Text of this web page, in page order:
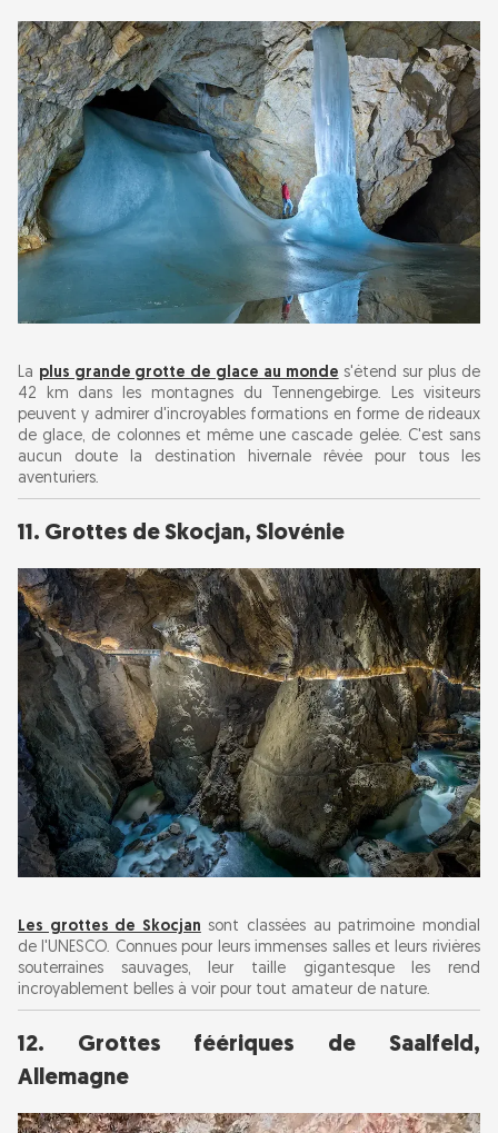
La plus grande grotte de glace au monde s'étend sur plus de
42 km dans les montagnes du Tennengebirge. Les visiteurs
peuvent y admirer d'incroyables formations en forme de rideaux
de glace, de colonnes et même une cascade gelée. C'est sans
aucun doute la destination hivernale rêvée pour tous les
aventuriers.
11. Grottes de Skocjan, Slovénie
Les grottes de Skocjan sont classées au patrimoine mondial
de l'UNESCO. Connues pour leurs immenses salles et leurs rivières
souterraines sauvages, leur taille gigantesque les rend
incroyablement belles à voir pour tout amateur de nature.
12. Grottes féériques de Saalfeld,
Allemagne